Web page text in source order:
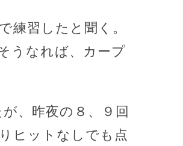
習したと聞く。
うなれば、カープ
、昨夜の８、９回
ヒットなしでも点